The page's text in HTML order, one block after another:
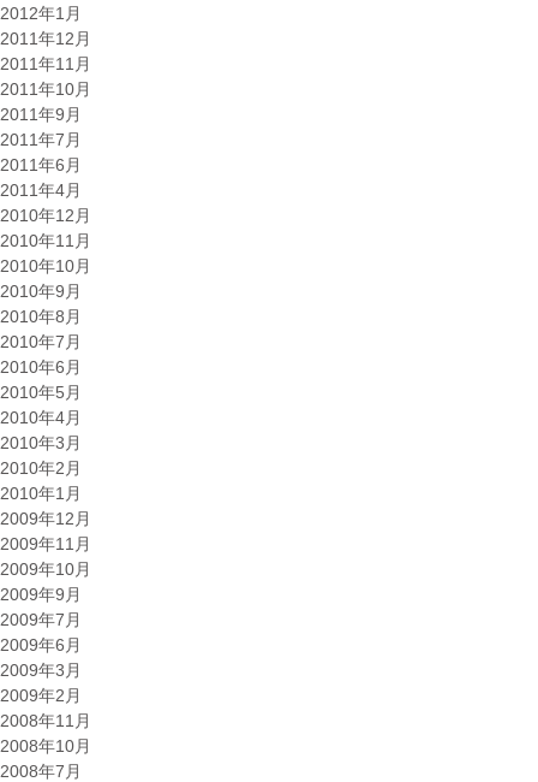
2012年1月
2011年12月
2011年11月
2011年10月
2011年9月
2011年7月
2011年6月
2011年4月
2010年12月
2010年11月
2010年10月
2010年9月
2010年8月
2010年7月
2010年6月
2010年5月
2010年4月
2010年3月
2010年2月
2010年1月
2009年12月
2009年11月
2009年10月
2009年9月
2009年7月
2009年6月
2009年3月
2009年2月
2008年11月
2008年10月
2008年7月